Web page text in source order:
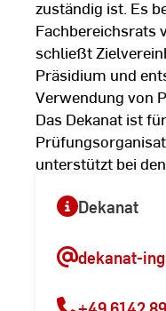
zuständig ist. Es
Fachbereichsrats
schließt
Präsidium und
Verwendung von
Das Dekanat ist
unterstützt bei
Dekanat
dekanat-ing